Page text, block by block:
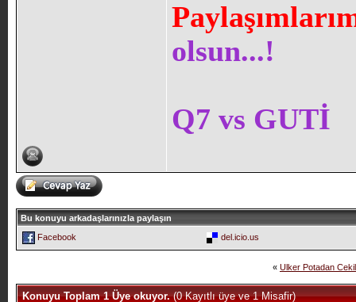
olsun...!
Q7 vs GUTİ
Bu konuyu arkadaşlarınızla paylaşın
Facebook
del.icio.us
« Ulker Potadan
Konuyu Toplam 1 Üye okuyor.(0 Kayıtlı üye ve 1 Misafir)